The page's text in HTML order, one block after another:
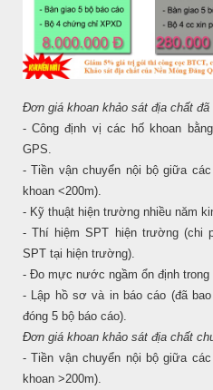
Đơn giá khoan khảo sát địa chất đã
- Công định vị các hố khoan
GPS.
- Tiền vận chuyển nội bộ giữa
khoan <200m).
- Kỹ thuật hiện trường nhiều năm
- Thí hiệm SPT hiện trường (chi
SPT tại hiện trường).
- Đo mực nước ngầm ổn định trong
- Lập hồ sơ và in báo cáo (đã
đóng 5 bộ báo cáo).
Đơn giá khoan khảo sát địa chất
- Tiền vận chuyển nội bộ giữa
khoan >200m).